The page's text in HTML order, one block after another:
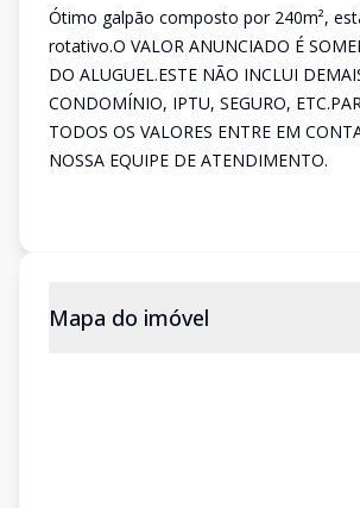
Ótimo galpão composto por 240m²,
rotativo.O VALOR ANUNCIADO É
DO ALUGUEL.ESTE NÃO INCLUI
CONDOMÍNIO, IPTU, SEGURO,
TODOS OS VALORES ENTRE EM
NOSSA EQUIPE DE ATENDIMENTO.
Mapa do imóvel